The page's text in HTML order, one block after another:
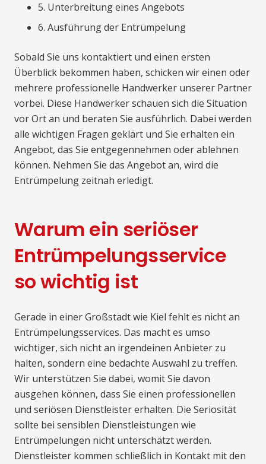
5. Unterbreitung eines Angebots
6. Ausführung der Entrümpelung
Sobald Sie uns kontaktiert und einen ersten
Überblick bekommen haben, schicken wir einen oder
mehrere professionelle Handwerker unserer Partner
vorbei. Diese Handwerker schauen sich die Situation
vor Ort an und beraten Sie ausführlich. Dabei werden
alle wichtigen Fragen geklärt und Sie erhalten ein
Angebot, das Sie entgegennehmen oder ablehnen
können. Nehmen Sie das Angebot an, wird die
Entrümpelung zeitnah erledigt.
Warum ein seriöser
Entrümpelungsservice
so wichtig ist
Gerade in einer Großstadt wie Kiel fehlt es nicht an
Entrümpelungsservices. Das macht es umso
wichtiger, sich nicht an irgendeinen Anbieter zu
halten, sondern eine bedachte Auswahl zu treffen.
Wir unterstützen Sie dabei, womit Sie davon
ausgehen können, dass Sie einen professionellen
und seriösen Dienstleister erhalten. Die Seriosität
sollte bei sensiblen Dienstleistungen wie
Entrümpelungen nicht unterschätzt werden.
Dienstleister kommen schließlich in Kontakt mit den